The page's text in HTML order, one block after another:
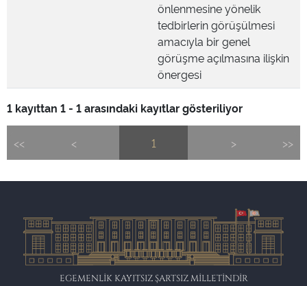
önlenmesine yönelik
tedbirlerin görüşülmesi
amacıyla bir genel
görüşme açılmasına ilişkin
önergesi
1 kayıttan 1 - 1 arasındaki kayıtlar gösteriliyor
<< < 1 > >>
EGEMENLİK KAYITSIZ ŞARTSIZ MİLLETİNDİR